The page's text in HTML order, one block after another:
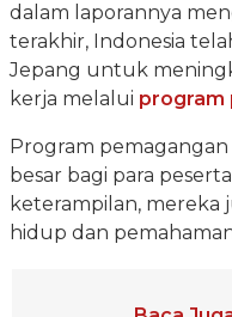
dalam laporannya
terakhir, Indonesia
Jepang untuk
kerja melalui program
Program
besar bagi para
keterampilan,
hidup dan